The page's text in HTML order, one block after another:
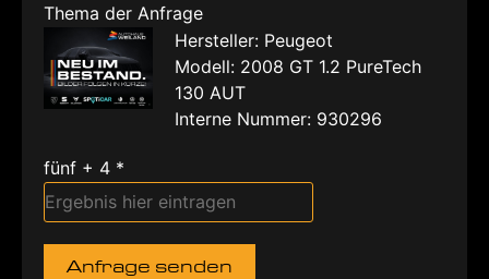
Thema der Anfrage
Hersteller: Peugeot
Modell: 2008 GT 1.2 PureTech
130 AUT
Interne Nummer: 930296
fünf + 4 *
Anfrage senden